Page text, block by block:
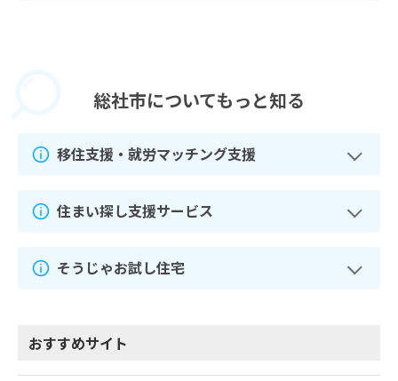
総社市についてもっと知る
移住支援・就労マッチング支援
住まい探し支援サービス
そうじゃお試し住宅
おすすめサイト